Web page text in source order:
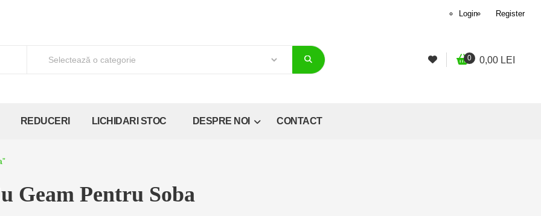
Login Register
0 0,00 LEI
REDUCERI LICHIDARI STOC DESPRE NOI CONTACT
Geam Pentru Soba